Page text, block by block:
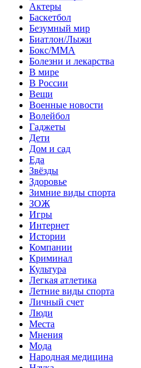
Актеры
Баскетбол
Безумный мир
Биатлон/Лыжи
Бокс/MMA
Болезни и лекарства
В мире
В России
Вещи
Военные новости
Волейбол
Гаджеты
Дети
Дом и сад
Еда
Звёзды
Здоровье
Зимние виды спорта
ЗОЖ
Игры
Интернет
Истории
Компании
Криминал
Культура
Легкая атлетика
Летние виды спорта
Личный счет
Люди
Места
Мнения
Мода
Народная медицина